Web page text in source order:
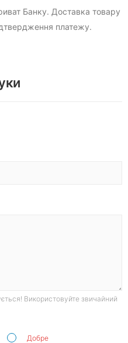
Банку. Доставка товару
платежу.
Використовуйте звичайний
Добре